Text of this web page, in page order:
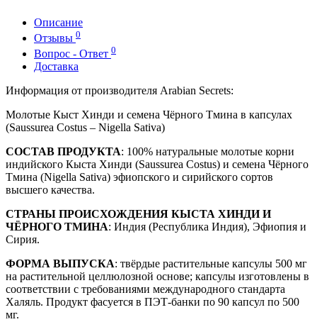
Описание
Отзывы 0
Вопрос - Ответ 0
Доставка
Информация от производителя Arabian Secrets:
Молотые Кыст Хинди и семена Чёрного Тмина в капсулах
(Saussurea Costus – Nigella Sativa)
СОСТАВ ПРОДУКТА: 100% натуральные молотые корни
индийского Кыста Хинди (Saussurea Costus) и семена Чёрного
Тмина (Nigella Sativa) эфиопского и сирийского сортов
высшего качества.
СТРАНЫ ПРОИСХОЖДЕНИЯ КЫСТА ХИНДИ И
ЧЁРНОГО ТМИНА: Индия (Республика Индия), Эфиопия и
Сирия.
ФОРМА ВЫПУСКА: твёрдые растительные капсулы 500 мг
на растительной целлюлозной основе; капсулы изготовлены в
соответствии с требованиями международного стандарта
Халяль. Продукт фасуется в ПЭТ-банки по 90 капсул по 500
мг.